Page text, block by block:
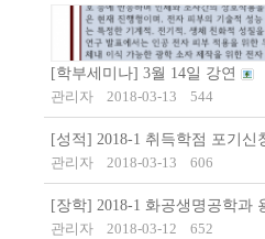
[학부세미나] 3월 14일 강연
관리자
2018-03-13 544
[성적] 2018-1 취득학점 포기신
관리자
2018-03-13 606
[장학] 2018-1 화공생명공학과
관리자
2018-03-12 652